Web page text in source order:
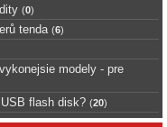
(0)
tenda (6)
modely - pre
flash disk? (20)